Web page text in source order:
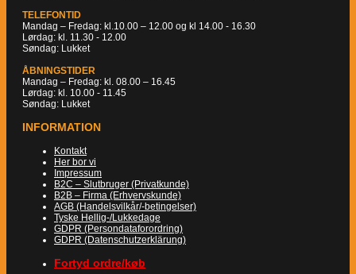
TELEFONTID
Mandag – Fredag: kl.10.00 – 12.00 og kl 14.00 - 16.30
Lørdag: kl. 11.30 - 12.00
Søndag: Lukket
ÅBNINGSTIDER
Mandag – Fredag: kl. 08.00 – 16.45
Lørdag: kl. 10.00 - 11.45
Søndag: Lukket
INFORMATION
Kontakt
Her bor vi
Impressum
B2C – Slutbruger (Privatkunde)
B2B – Firma (Erhvervskunde)
AGB (Handelsvilkår/-betingelser)
Tyske Hellig-/Lukkedage
GDPR (Persondataforordring)
GDPR (Datenschutzerklärung)
Fortyd ordre/køb